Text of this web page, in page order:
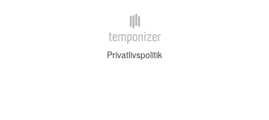
Privatlivspolitik